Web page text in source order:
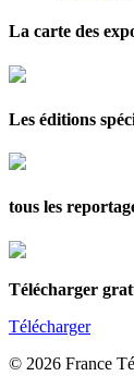
La carte des
Les éditions
tous les
Télécharger
Télécharger
© 2026 France